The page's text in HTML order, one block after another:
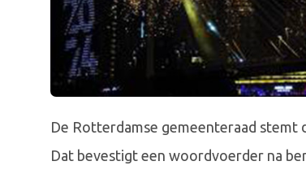
De Rotterdamse gemeenteraad
Dat bevestigt een woordvoerder na